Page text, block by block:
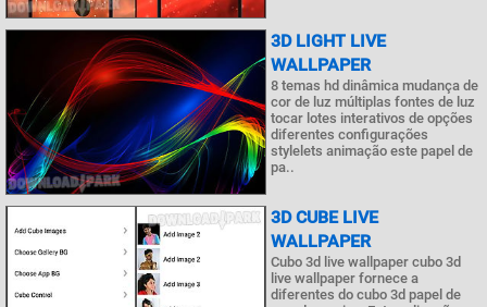
3D LIGHT LIVE
WALLPAPER
8 temas hd dinâmica mudança de
cor de luz múltiplas fontes de luz
tocar lotes interativos de opções
diferentes configurações
stylelets animação este papel de
pa..
3D CUBE LIVE
WALLPAPER
Cubo 3d live wallpaper cubo 3d
live wallpaper fornece a
diferentes do cubo 3d papel de